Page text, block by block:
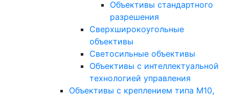
Объективы стандартного
разрешения
Сверхширокоугольные
объективы
Светосильные объективы
Объективы с интеллектуальной
технологией управления
Объективы с креплением типа M10,